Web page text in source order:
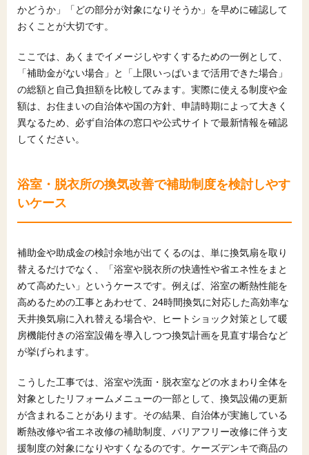
かどうか」「どの部分が対象になりそうか」を早めに確認して
おくことが大切です。
ここでは、あくまでイメージしやすくするための一例として、
「補助金がない場合」と「上限いっぱいまで活用できた場合」
の総額と自己負担額を比較してみます。実際に使える制度や金
額は、お住まいの自治体や国の方針、申請時期によって大きく
異なるため、必ず自治体の窓口や公式サイトで最新情報を確認
してください。
浴室・脱衣所の換気改善で補助制度を検討しやす
いケース
補助金や助成金の検討余地が出てくるのは、単に換気扇を取り
替えるだけでなく、「浴室や脱衣所の快適性や省エネ性をまと
めて高めたい」というケースです。例えば、浴室の断熱性能を
高めるための工事とあわせて、24時間換気に対応した高効率な
天井換気扇に入れ替える場合や、ヒートショック対策として暖
房機能付きの浴室設備を導入しつつ換気計画を見直す場合など
が挙げられます。
こうした工事では、浴室や洗面・脱衣室などの水まわり全体を
対象としたリフォームメニューの一部として、換気設備の更新
が含まれることがあります。その結果、自治体が実施している
断熱改修や省エネ改修の補助制度、バリアフリー改修に伴う支
援制度の対象になりやすくなるのです。ケーズデンキで商品の